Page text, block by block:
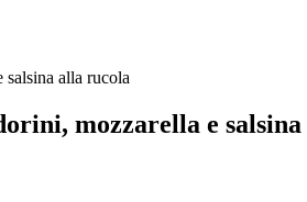
mozzarella e